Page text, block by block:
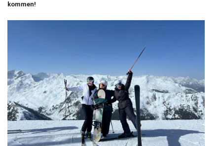
kommen!